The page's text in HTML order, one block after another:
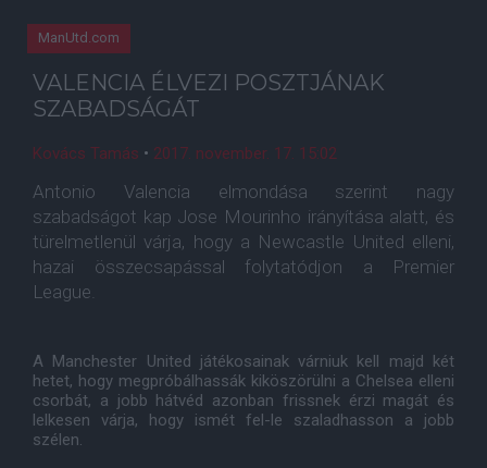
ManUtd.com
VALENCIA ÉLVEZI POSZTJÁNAK
SZABADSÁGÁT
Kovács Tamás • 2017. november. 17. 15:02
Antonio Valencia elmondása szerint nagy
szabadságot kap Jose Mourinho irányítása alatt, és
türelmetlenül várja, hogy a Newcastle United elleni,
hazai összecsapással folytatódjon a Premier
League.
A Manchester United játékosainak várniuk kell majd két
hetet, hogy megpróbálhassák kiköszörülni a Chelsea elleni
csorbát, a jobb hátvéd azonban frissnek érzi magát és
lelkesen várja, hogy ismét fel-le szaladhasson a jobb
szélen.